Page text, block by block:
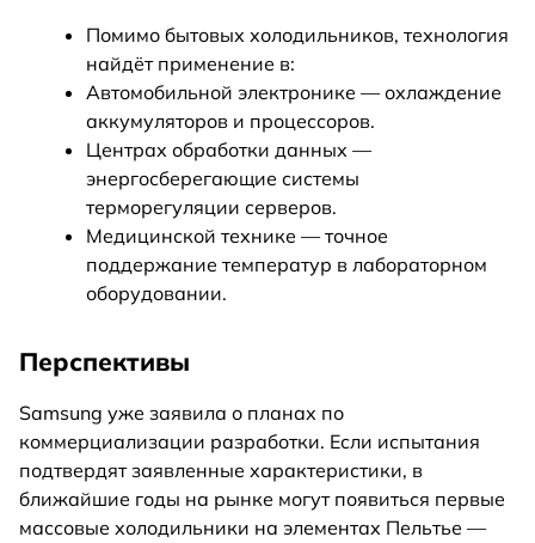
Помимо бытовых холодильников, технология
найдёт применение в:
Автомобильной электронике — охлаждение
аккумуляторов и процессоров.
Центрах обработки данных —
энергосберегающие системы
терморегуляции серверов.
Медицинской технике — точное
поддержание температур в лабораторном
оборудовании.
Перспективы
Samsung уже заявила о планах по
коммерциализации разработки. Если испытания
подтвердят заявленные характеристики, в
ближайшие годы на рынке могут появиться первые
массовые холодильники на элементах Пельтье —